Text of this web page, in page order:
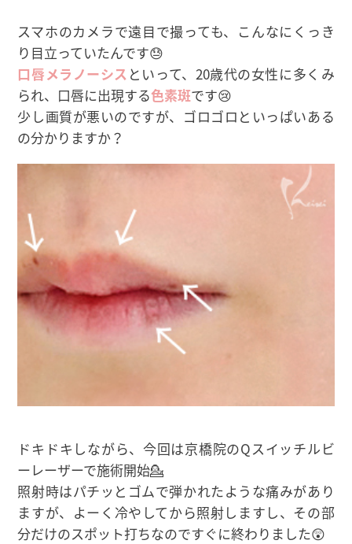
スマホのカメラで遠目で撮っても、こんなにくっき
り目立っていたんです😓
口唇メラノーシス といって、20歳代の女性に多くみ
られ、口唇に出現する色素斑です😢
少し画質が悪いのですが、ゴロゴロといっぱいある
の分かりますか？
ドキドキしながら、今回は京橋院のQスイッチルビ
ーレーザーで施術開始💁
照射時はパチッとゴムで弾かれたような痛みがあり
ますが、よーく冷やしてから照射しますし、その部
分だけのスポット打ちなのですぐに終わりました😲